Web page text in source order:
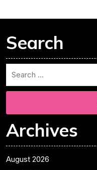
Search
Archives
August 2026